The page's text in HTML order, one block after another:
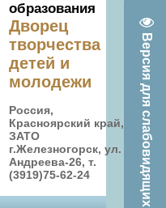
Версия для слабовидящих
образования
Дворец
творчества
детей и
молодежи
Россия,
Красноярский край,
ЗАТО
г.Железногорск, ул.
Андреева-26, т.
(3919)75-62-24